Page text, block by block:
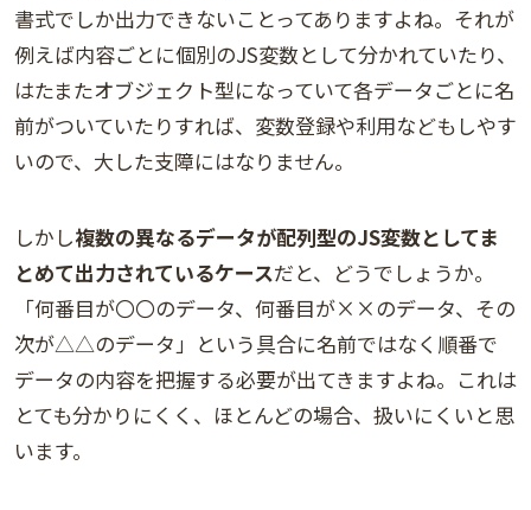
書式でしか出力できないことってありますよね。それが
例えば内容ごとに個別のJS変数として分かれていたり、
はたまたオブジェクト型になっていて各データごとに名
前がついていたりすれば、変数登録や利用などもしやす
いので、大した支障にはなりません。
しかし複数の異なるデータが配列型のJS変数としてま
とめて出力されているケースだと、どうでしょうか。
「何番目が〇〇のデータ、何番目が××のデータ、その
次が△△のデータ」という具合に名前ではなく順番で
データの内容を把握する必要が出てきますよね。これは
とても分かりにくく、ほとんどの場合、扱いにくいと思
います。